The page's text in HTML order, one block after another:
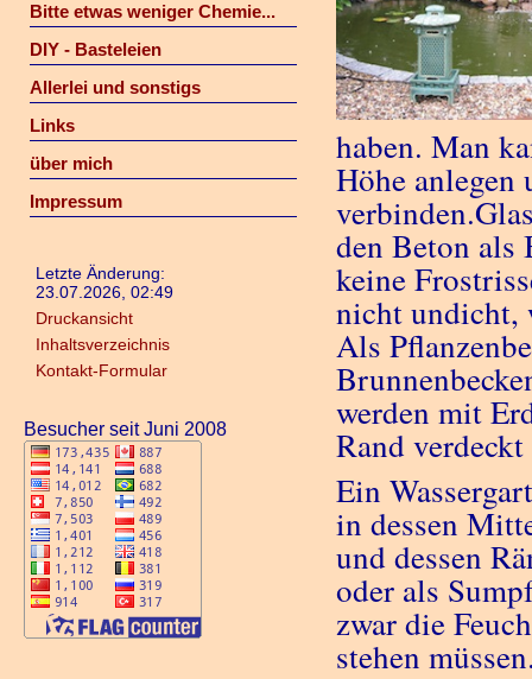
Bitte etwas weniger Chemie...
DIY - Basteleien
Allerlei und sonstigs
Links
über mich
Impressum
Letzte Änderung:
23.07.2026, 02:49
Druckansicht
Inhaltsverzeichnis
Kontakt-Formular
Besucher seit Juni 2008
haben. Man
Höhe anlegen
verbinden.
den Beton als
keine
nicht undicht,
Als
werden mit
Rand
Ein
in dessen
und dessen
oder als
zwar die
stehen